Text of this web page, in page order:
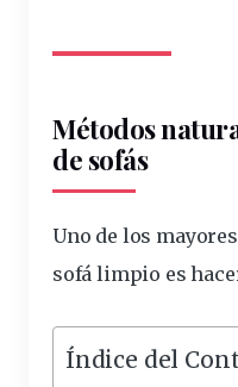
Métodos
de sofás
Uno de los mayores retos de mantener un
sofálimpio es
Índice del